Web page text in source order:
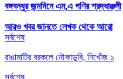
বঙ্গবন্ধুর জন্মদিনে এম,এ গণির শ্রদ্ধাঞ্জলী
আরও খবর জানতে লেখক থেকে আরো
সর্বশেষ
রাঙামাটির বরকলে নৌকাডুবি, নিখোঁজ ১